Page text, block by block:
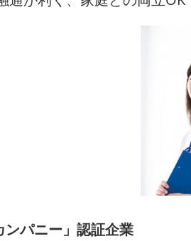
パニー」認証企業